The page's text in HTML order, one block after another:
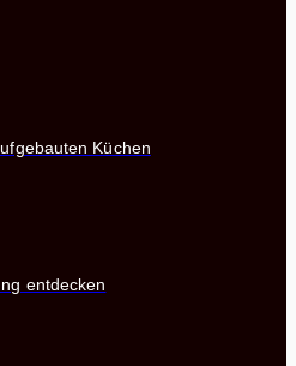
Küchen
entdecken